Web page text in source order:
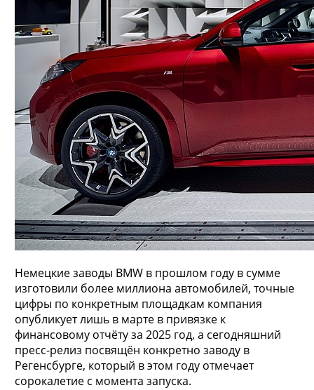
Немецкие заводы BMW в прошлом году в сумме
изготовили более миллиона автомобилей, точные
цифры по конкретным площадкам компания
опубликует лишь в марте в привязке к
финансовому отчёту за 2025 год, а сегодняшний
пресс-релиз посвящён конкретно заводу в
Регенсбурге, который в этом году отмечает
сорокалетие с момента запуска.